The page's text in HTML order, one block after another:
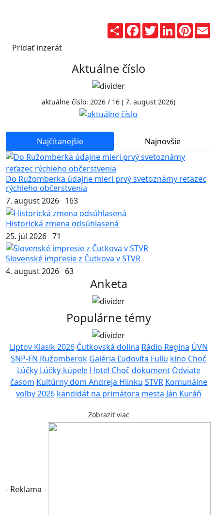
ZdieľajFacebook
TwitterLinkedIn
Pridať inzerát
Aktuálne číslo
aktuálne číslo: 2026 / 16 ( 7. august 2026)
Najčítanejšie Najnovšie
Do Ružomberka údajne mieri prvý svetoznámy reťazec
rýchleho občerstvenia
7. august 2026 163
Historická zmena odsúhlasená
25. júl 2026 71
Slovenské impresie z Čutkova v STVR
4. august 2026 63
Anketa
Populárne témy
Liptov Klasik 2026 Čutkovská dolina Rádio Regina ÚVN
SNP-FN Ružomberok Galéria Ľudovíta Fullu kino Choč
Lúčky Lúčky-kúpele Hotel Choč dokument Odviate
časom Kultúrny dom Andreja Hlinku STVR Komunálne
voľby 2026 kandidát na primátora mesta Ján Kuráň
Zobraziť viac
- Reklama -